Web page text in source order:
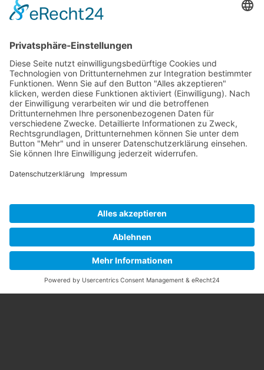
der Terrasse gebührend feiern. Die Club-Meisterin Anja
Widderich und Clubmeister Simon Bauer hielten auf der
Vorarbeit der Greenkeeper und die Organisation der
Clubmeisterschaft bedankt. Wir bedanken uns bei allen
Teilnehmerinnen und Teilnehmern, Spielleitung, Marshalls
und dem Organisationsteam die zu einer schönen
Veranstaltung beigetragen haben.
Zurück